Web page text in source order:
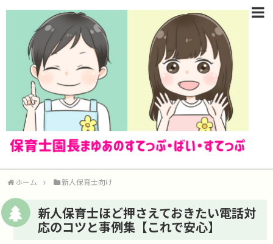
ホーム 新人保育士向け
新人保育士ほど押さえておきたい電話対
応のコツと事例集【これで安心】